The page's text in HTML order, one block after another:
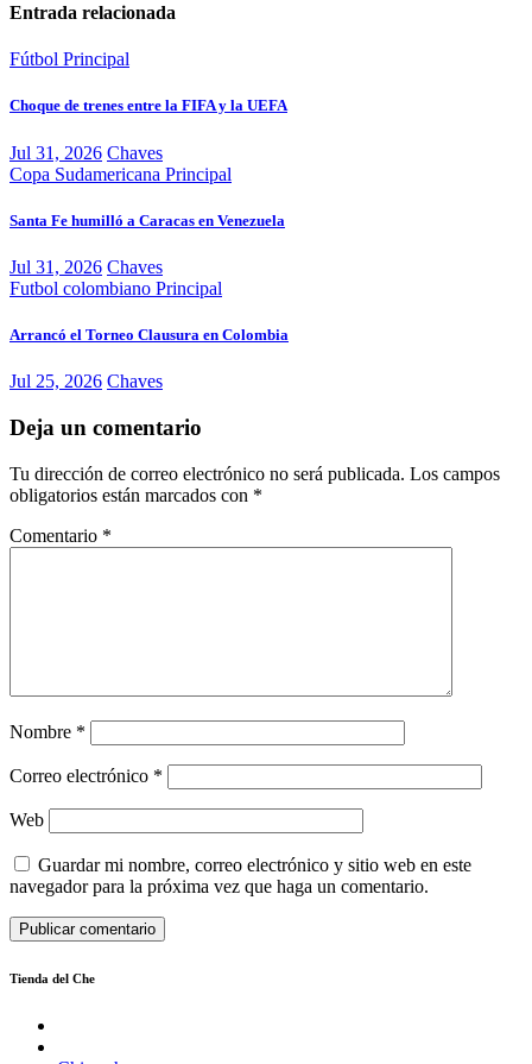
Entrada relacionada
Fútbol Principal
Choque de trenes entre la FIFA y la UEFA
Jul 31, 2026 Chaves
Copa Sudamericana Principal
Santa Fe humilló a Caracas en Venezuela
Jul 31, 2026 Chaves
Futbol colombiano Principal
Arrancó el Torneo Clausura en Colombia
Jul 25, 2026 Chaves
Deja un comentario
Tu dirección de correo electrónico no será publicada. Los campos
obligatorios están marcados con *
Comentario *
Nombre *
Correo electrónico *
Web
Guardar mi nombre, correo electrónico y sitio web en este
navegador para la próxima vez que haga un comentario.
Tienda del Che